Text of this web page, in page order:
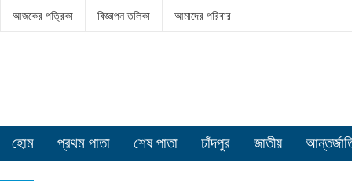
আজকের পত্রিকা বিজ্ঞাপন তলিকা আমাদের পরিবার
হোম প্রথম পাতা শেষ পাতা চাঁদপুর জাতীয়